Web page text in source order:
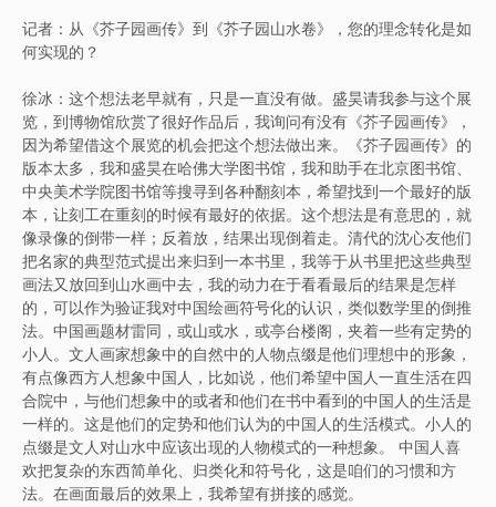
记者：从《芥子园画传》到《芥子园山水卷》，您的理念转化是如
何实现的？
徐冰：这个想法老早就有，只是一直没有做。盛昊请我参与这个展
览，到博物馆欣赏了很好作品后，我询问有没有《芥子园画传》，
因为希望借这个展览的机会把这个想法做出来。《芥子园画传》的
版本太多，我和盛昊在哈佛大学图书馆，我和助手在北京图书馆、
中央美术学院图书馆等搜寻到各种翻刻本，希望找到一个最好的版
本，让刻工在重刻的时候有最好的依据。这个想法是有意思的，就
像录像的倒带一样；反着放，结果出现倒着走。清代的沈心友他们
把名家的典型范式提出来归到一本书里，我等于从书里把这些典型
画法又放回到山水画中去，我的动力在于看看最后的结果是怎样
的，可以作为验证我对中国绘画符号化的认识，类似数学里的倒推
法。中国画题材雷同，或山或水，或亭台楼阁，夹着一些有定势的
小人。文人画家想象中的自然中的人物点缀是他们理想中的形象，
有点像西方人想象中国人，比如说，他们希望中国人一直生活在四
合院中，与他们想象中的或者和他们在书中看到的中国人的生活是
一样的。这是他们的定势和他们认为的中国人的生活模式。小人的
点缀是文人对山水中应该出现的人物模式的一种想象。 中国人喜
欢把复杂的东西简单化、归类化和符号化，这是咱们的习惯和方
法。在画面最后的效果上，我希望有拼接的感觉。